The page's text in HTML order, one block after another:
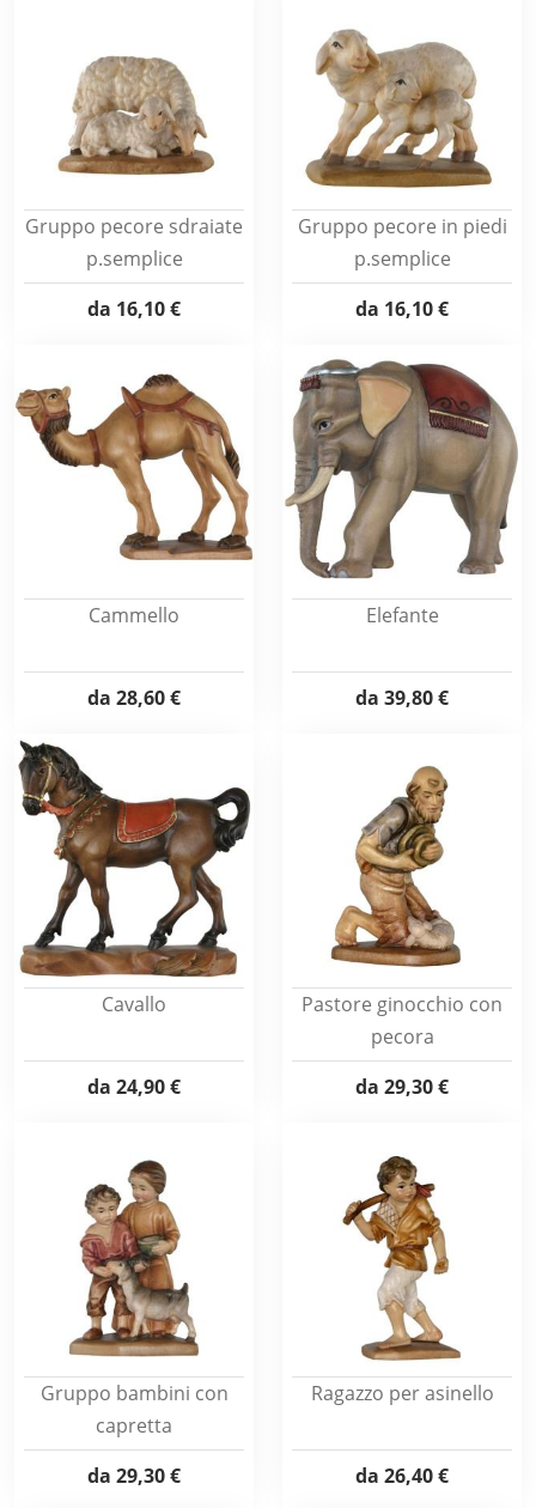
Gruppo pecore sdraiate
p.semplice
da 16,10 €
Gruppo pecore in piedi
p.semplice
da 16,10 €
Cammello
da 28,60 €
Elefante
da 39,80 €
Cavallo
da 24,90 €
Pastore ginocchio con
pecora
da 29,30 €
Gruppo bambini con
capretta
da 29,30 €
Ragazzo per asinello
da 26,40 €